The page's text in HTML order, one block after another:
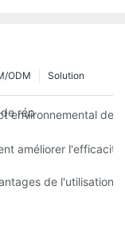
Solution
ODM
réparation mobile
environnemental
de réparation
améliorer
de téléphones pour
de l'utilisation